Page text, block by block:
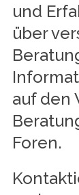
und
über
auf den
Foren.